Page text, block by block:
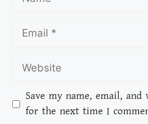
Save my name, email,
for the next time I